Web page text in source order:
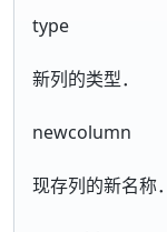
type
新列的类型．
newcolumn
现存列的新名称．